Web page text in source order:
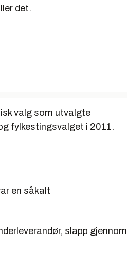
det.
valg som utvalgte
fylkestingsvalget i 2011.
en såkalt
slapp gjennom